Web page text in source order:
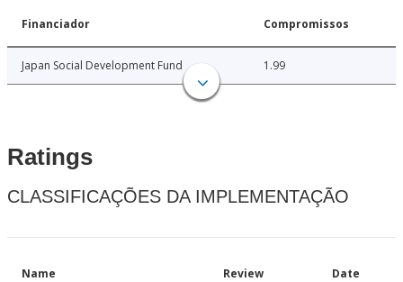
Financiador Compromissos
Japan Social Development Fund 1.99
Ratings
CLASSIFICAÇÕES DA IMPLEMENTAÇÃO
Name Review Date